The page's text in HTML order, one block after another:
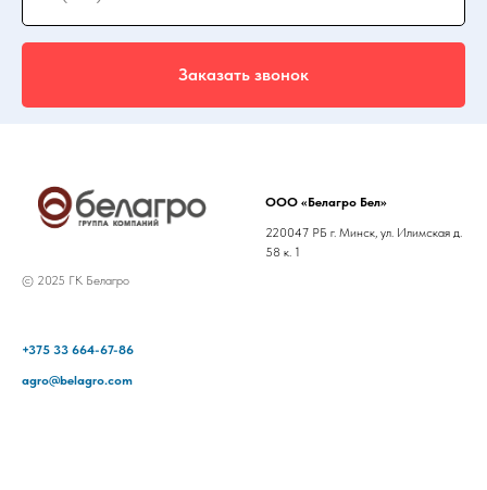
Заказать звонок
© 2025 ГК Белагро
ООО «Белагро Бел»
220047 РБ г. Минск, ул. Илимская д.
58 к. 1
+375 33 664-67-86
agro@belagro.com